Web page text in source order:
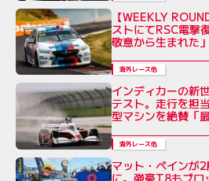
【WEEKLY
ストにてRSC電撃
敬意から生まれた」
海外レース他
インディカーの新
テスト。走行を担
型マシンを絶賛「
海外レース他
マット・ペインが
に。強豪T8もブロ